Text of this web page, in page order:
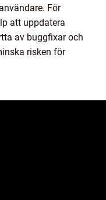
För
att uppdatera
av buggfixar och
risken för